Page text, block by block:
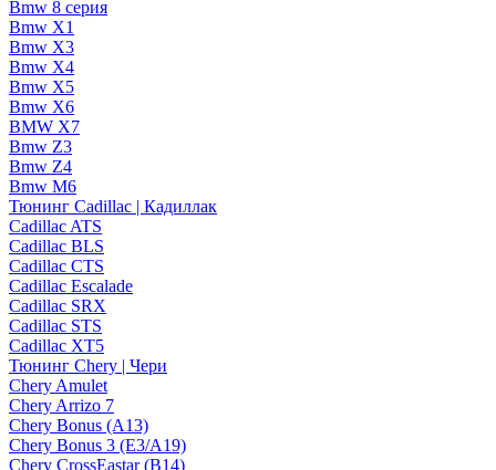
Bmw 8 серия
Bmw X1
Bmw X3
Bmw X4
Bmw X5
Bmw X6
BMW X7
Bmw Z3
Bmw Z4
Bmw М6
Тюнинг Cadillac | Кадиллак
Cadillac ATS
Cadillac BLS
Cadillac CTS
Cadillac Escalade
Cadillac SRX
Cadillac STS
Cadillac XT5
Тюнинг Chery | Чери
Chery Amulet
Chery Arrizo 7
Chery Bonus (A13)
Chery Bonus 3 (E3/A19)
Chery CrossEastar (B14)